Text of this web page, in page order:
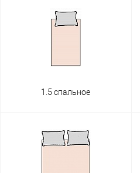
1.5 спальное